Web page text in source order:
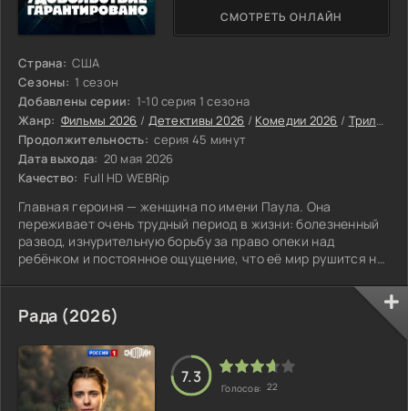
Страна: США
Сезоны: 1 сезон
Добавлены серии: 1-10 серия 1 сезона
Жанр: Фильмы 2026 / Детективы 2026 / Комедии 2026 / Триллеры 2026
Продолжительность: серия 45 минут
Дата выхода: 20 мая 2026
Качество: Full HD WEBRip
Главная героиня — женщина по имени Паула. Она
переживает очень трудный период в жизни: болезненный
развод, изнурительную борьбу за право опеки над
ребёнком и постоянное ощущение, что её мир рушится на
СМОТРЕТЬ ОНЛАЙН
Рада (2026)
7.3
Голосов: 22